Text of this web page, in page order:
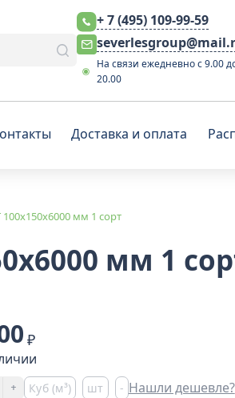
+ 7 (495) 109-99-59
На связи ежедневно с 9.00
20.00
Доставка и оплата
мм 1 сорт
мм 1
₽
+ Куб (м³) шт - Нашли дешевле?